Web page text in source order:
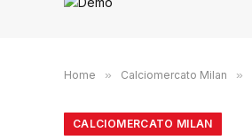
Home » Calciomercato Milan »
CALCIOMERCATO MILAN